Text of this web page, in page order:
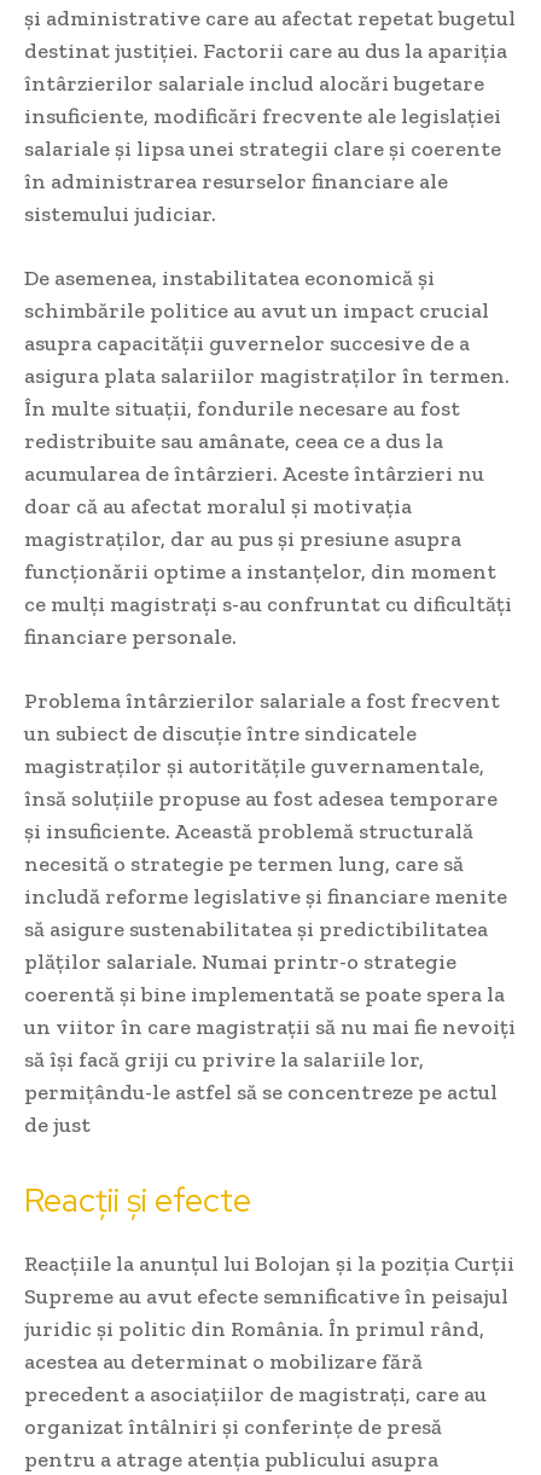
și administrative care au afectat repetat bugetul
destinat justiției. Factorii care au dus la apariția
întârzierilor salariale includ alocări bugetare
insuficiente, modificări frecvente ale legislației
salariale și lipsa unei strategii clare și coerente
în administrarea resurselor financiare ale
sistemului judiciar.
De asemenea, instabilitatea economică și
schimbările politice au avut un impact crucial
asupra capacității guvernelor succesive de a
asigura plata salariilor magistraților în termen.
În multe situații, fondurile necesare au fost
redistribuite sau amânate, ceea ce a dus la
acumularea de întârzieri. Aceste întârzieri nu
doar că au afectat moralul și motivația
magistraților, dar au pus și presiune asupra
funcționării optime a instanțelor, din moment
ce mulți magistrați s-au confruntat cu dificultăți
financiare personale.
Problema întârzierilor salariale a fost frecvent
un subiect de discuție între sindicatele
magistraților și autoritățile guvernamentale,
însă soluțiile propuse au fost adesea temporare
și insuficiente. Această problemă structurală
necesită o strategie pe termen lung, care să
includă reforme legislative și financiare menite
să asigure sustenabilitatea și predictibilitatea
plăților salariale. Numai printr-o strategie
coerentă și bine implementată se poate spera la
un viitor în care magistrații să nu mai fie nevoiți
să își facă griji cu privire la salariile lor,
permițându-le astfel să se concentreze pe actul
de just
Reacții și efecte
Reacțiile la anunțul lui Bolojan și la poziția Curții
Supreme au avut efecte semnificative în peisajul
juridic și politic din România. În primul rând,
acestea au determinat o mobilizare fără
precedent a asociațiilor de magistrați, care au
organizat întâlniri și conferințe de presă
pentru a atrage atenția publicului asupra